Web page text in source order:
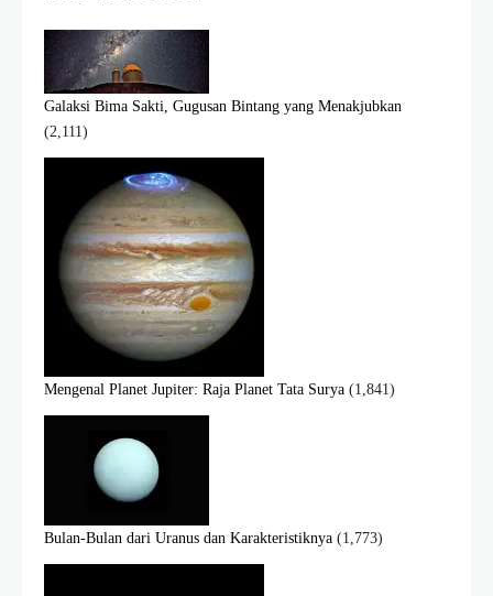
Galaksi Bima Sakti, Gugusan Bintang yang Menakjubkan
(2,111)
Mengenal Planet Jupiter: Raja Planet Tata Surya (1,841)
Bulan-Bulan dari Uranus dan Karakteristiknya (1,773)